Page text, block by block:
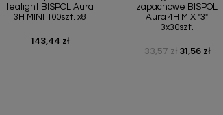
tealight BISPOL Aura
3H MINI 100szt. x8
Cena
143,44 zł
zapachowe BISPOL
Aura 4H MIX "3"
3x30szt.
Cena podstawowa
33,57 zł Cena
31,56 zł